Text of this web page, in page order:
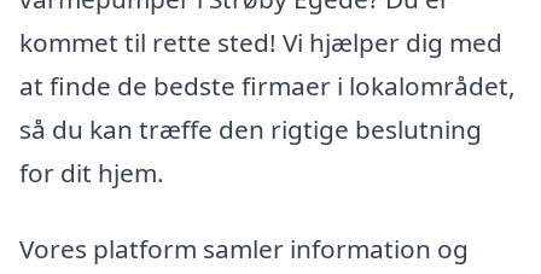
kommet til rette sted! Vi hjælper dig med
at finde de bedste firmaer i lokalområdet,
så du kan træffe den rigtige beslutning
for dit hjem.
Vores platform samler information og